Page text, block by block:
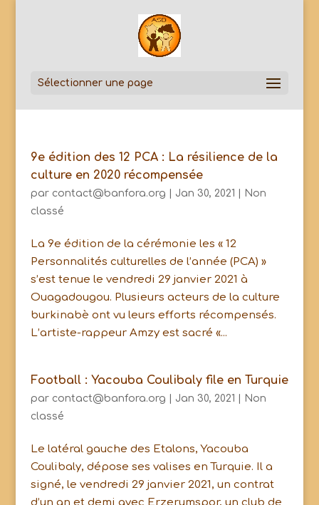
Sélectionner une page
9e édition des 12 PCA : La résilience de la
culture en 2020 récompensée
par contact@banfora.org Jan 30, 2021
Non
classé
La 9e édition de la cérémonie les « 12
Personnalités culturelles de l’année (PCA) »
s’est tenue le vendredi 29 janvier 2021 à
Ouagadougou. Plusieurs acteurs de la culture
burkinabè ont vu leurs efforts récompensés.
L’artiste-rappeur Amzy est sacré «...
Football : Yacouba Coulibaly file en Turquie
par contact@banfora.org Jan 30, 2021
Non
classé
Le latéral gauche des Etalons, Yacouba
Coulibaly, dépose ses valises en Turquie. Il a
signé, le vendredi 29 janvier 2021, un contrat
d’un an et demi avec Erzerumspor, un club de